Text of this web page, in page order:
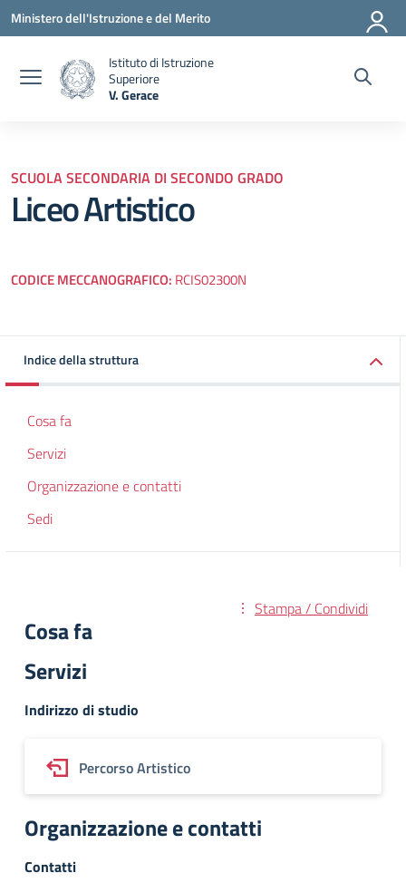
Vai ai contenuti
Vai al menu di navigazione
Vai al footer
Ministero dell'Istruzione e del Merito
Istituto di Istruzione
Superiore
V. Gerace
SCUOLA SECONDARIA DI SECONDO GRADO
Liceo Artistico
CODICE MECCANOGRAFICO: RCIS02300N
Indice della struttura
Cosa fa
Servizi
Organizzazione e contatti
Sedi
Stampa / Condividi
Cosa fa
Servizi
Indirizzo di studio
Percorso Artistico
Organizzazione e contatti
Contatti